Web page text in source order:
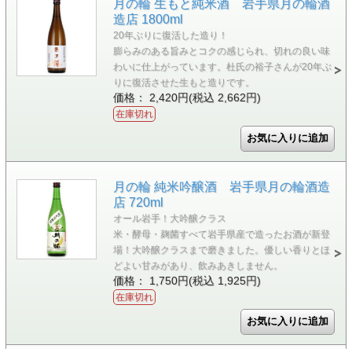
月の輪 生もと純米酒 岩手県月の輪酒
造店 1800ml
20年ぶりに復活した造り！
膨らみのある旨みとコクの感じられ、切れの良い味
わいに仕上がっています。杜氏の裕子さんが20年ぶ
りに復活させた生もと造りです。
価格： 2,420円(税込 2,662円)
在庫切れ
月の輪 純米吟醸酒 岩手県月の輪酒造
店 720ml
オール岩手！大吟醸クラス
米・酵母・麹菌すべて岩手県産で造ったお酒が新登
場！大吟醸クラスまで磨きました。優しい香りとほ
どよい甘みがあり、飲みあきしません。
価格： 1,750円(税込 1,925円)
在庫切れ